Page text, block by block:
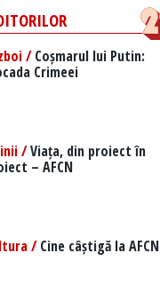
/Coșmarul lui Putin:
Crimeei
/Viața, din proiect în
– AFCN
/Cine câștigă la AFCN